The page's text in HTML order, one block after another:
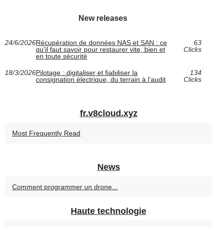
New releases
24/6/2026Récupération de données NAS et SAN : ce
qu’il faut savoir pour restaurer vite, bien et
en toute sécurité
63
Clicks
18/3/2026Pilotage : digitaliser et fiabiliser la
consignation électrique, du terrain à l’audit
134
Clicks
fr.v8cloud.xyz
Most Frequently Read
News
Comment programmer un drone...
Haute technologie